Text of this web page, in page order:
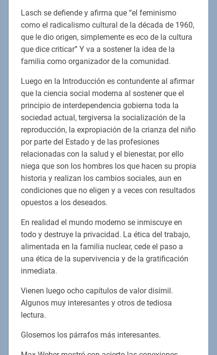
Lasch se defiende y afirma que “el feminismo
como el radicalismo cultural de la década de 1960,
que le dio origen, simplemente es eco de la cultura
que dice criticar” Y va a sostener la idea de la
familia como organizador de la comunidad.
Luego en la Introducción es contundente al afirmar
que la ciencia social moderna al sostener que el
principio de interdependencia gobierna toda la
sociedad actual, tergiversa la socialización de la
reproducción, la expropiación de la crianza del niño
por parte del Estado y de las profesiones
relacionadas con la salud y el bienestar, por ello
niega que son los hombres los que hacen su propia
historia y realizan los cambios sociales, aun en
condiciones que no eligen y a veces con resultados
opuestos a los deseados.
En realidad el mundo moderno se inmiscuye en
todo y destruye la privacidad. La ética del trabajo,
alimentada en la familia nuclear, cede el paso a
una ética de la supervivencia y de la gratificación
inmediata.
Vienen luego ocho capítulos de valor disímil.
Algunos muy interesantes y otros de tediosa
lectura.
Glosemos los párrafos más interesantes.